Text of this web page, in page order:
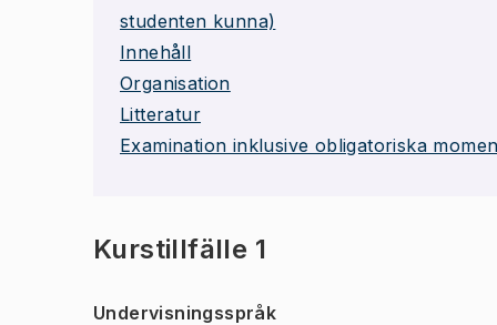
studenten kunna)
Innehåll
Organisation
Litteratur
Examination inklusive obligatoriska
Kurstillfälle 1
Undervisningsspråk